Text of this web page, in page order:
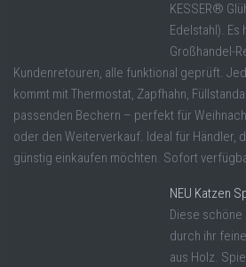
KESSER®
Edelstahl). Es
Großhandel-
Kundenretouren, alle funktional geprüft.
kommt mit Thermostat, Zapfhahn,
passenden Bechern – perfekt für
oder den Weiterverkauf. Ideal für Händler,
günstig einkaufen möchten. Sofort
NEU Katzen
Diese
durch ihr
aus Holz.